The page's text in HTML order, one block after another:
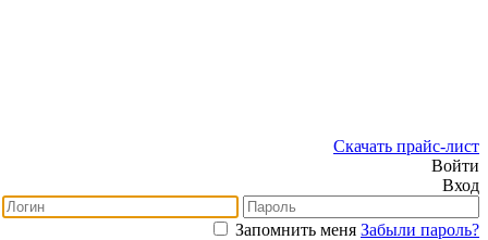
Скачать прайс-лист
Войти
Вход
Запомнить меня Забыли пароль?